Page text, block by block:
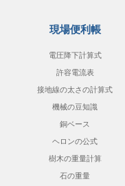
現場便利帳
電圧降下計算式
許容電流表
接地線の太さの計算式
機械の豆知識
銅ベース
ヘロンの公式
樹木の重量計算
石の重量